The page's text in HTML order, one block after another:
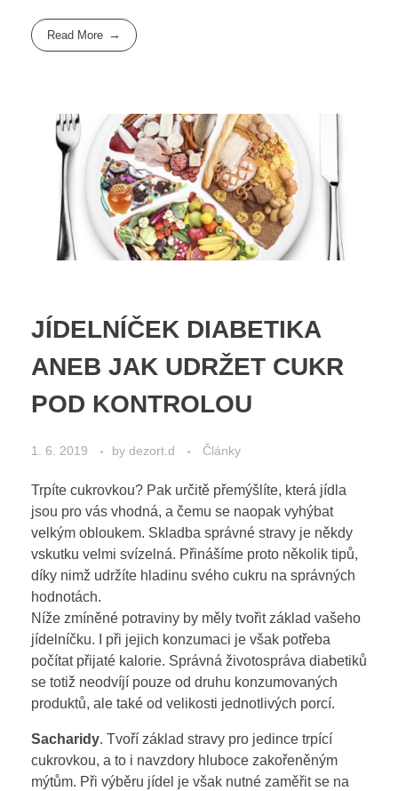
Read More
JÍDELNÍČEK DIABETIKA
ANEB JAK UDRŽET CUKR
POD KONTROLOU
1. 6. 2019 by dezort.d Články
Trpíte cukrovkou? Pak určitě přemýšlíte, která jídla
jsou pro vás vhodná, a čemu se naopak vyhýbat
velkým obloukem. Skladba správné stravy je někdy
vskutku velmi svízelná. Přinášíme proto několik tipů,
díky nimž udržíte hladinu svého cukru na správných
hodnotách.
Níže zmíněné potraviny by měly tvořit základ vašeho
jídelníčku. I při jejich konzumaci je však potřeba
počítat přijaté kalorie. Správná životospráva diabetiků
se totiž neodvíjí pouze od druhu konzumovaných
produktů, ale také od velikosti jednotlivých porcí.
Sacharidy. Tvoří základ stravy pro jedince trpící
cukrovkou, a to i navzdory hluboce zakořeněným
mýtům. Při výběru jídel je však nutné zaměřit se na